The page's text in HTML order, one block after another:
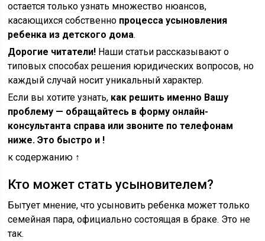
остается только узнать множество нюансов,
касающихся собственно процесса усыновления
ребенка из детского дома.
Дорогие читатели! Наши статьи рассказывают о
типовых способах решения юридических вопросов, но
каждый случай носит уникальный характер.
Если вы хотите узнать, как решить именно Вашу
проблему — обращайтесь в форму онлайн-
консультанта справа или звоните по телефонам
ниже. Это быстро и !
к содержанию ↑
Кто может стать усыновителем?
Бытует мнение, что усыновить ребенка может только
семейная пара, официально состоящая в браке. Это не
так.